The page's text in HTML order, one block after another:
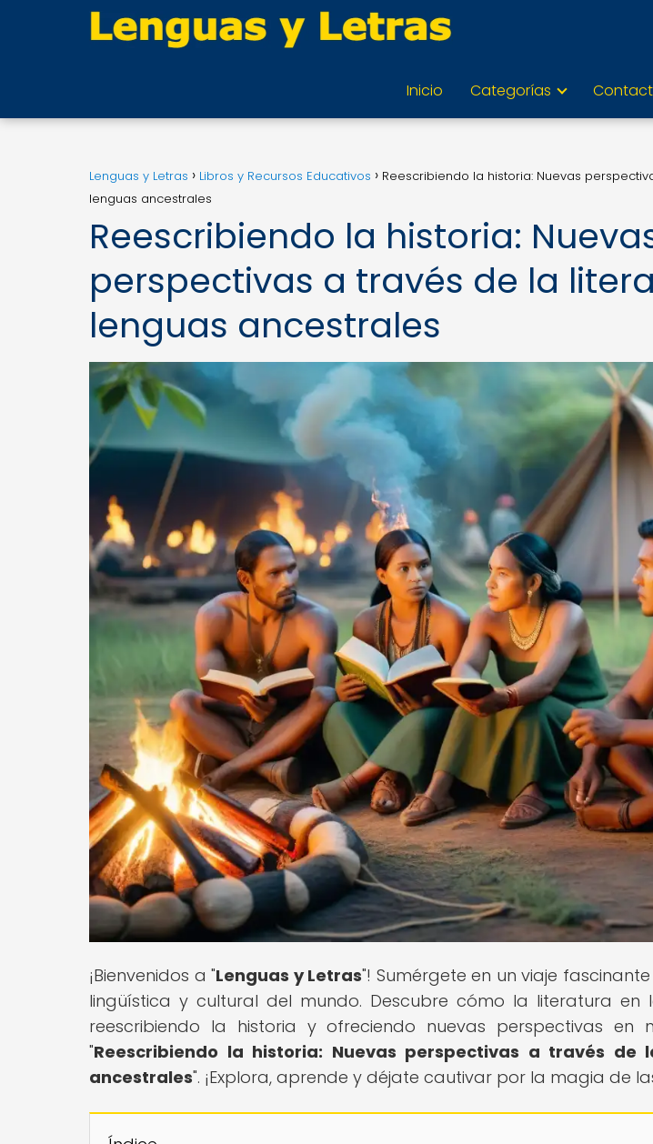
Inicio Categorías
Lenguas y Letras Libros y Recursos Educativos
Reescribiendo la historia: Nuevas
lenguas ancestrales
Reescribiendo la historia:
perspectivas a través de la
lenguas ancestrales
¡Bienvenidos a "Lenguas y Letras"! Sumérgete en un viaje
lingüística y cultural del mundo. Descubre cómo la literatura en
reescribiendo la historia y ofreciendo nuevas perspectivas en
"Reescribiendo la historia: Nuevas perspectivas a través de
ancestrales". ¡Explora, aprende y déjate cautivar por la magia de